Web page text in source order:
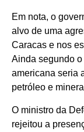
Em nota, o
alvo de uma
Caracas e nos
Ainda segundo
americana seria
petróleo e
O ministro da
rejeitou a